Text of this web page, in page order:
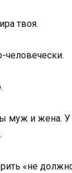
твоя.
муж и жена. У
«не